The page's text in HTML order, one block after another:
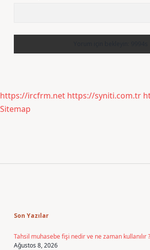
https://ircfrm.net https://syniti.com.tr
Sitemap
Son Yazılar
Tahsil muhasebe fişi nedir ve ne zaman kullanılır ?
Ağustos 8, 2026